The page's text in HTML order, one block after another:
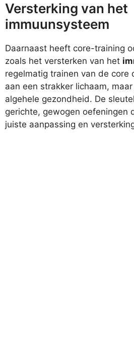
Versterking van het
immuunsysteem
Daarnaast heeft core-training
zoals het versterken van het
regelmatig trainen van de core
aan een strakker lichaam,
algehele gezondheid. De
gerichte, gewogen oefeningen
juiste aanpassing en